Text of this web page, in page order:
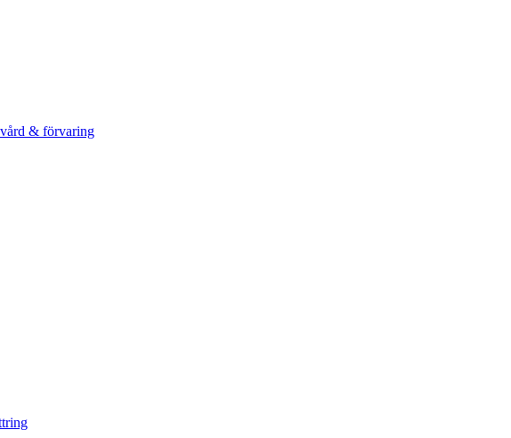
& förvaring